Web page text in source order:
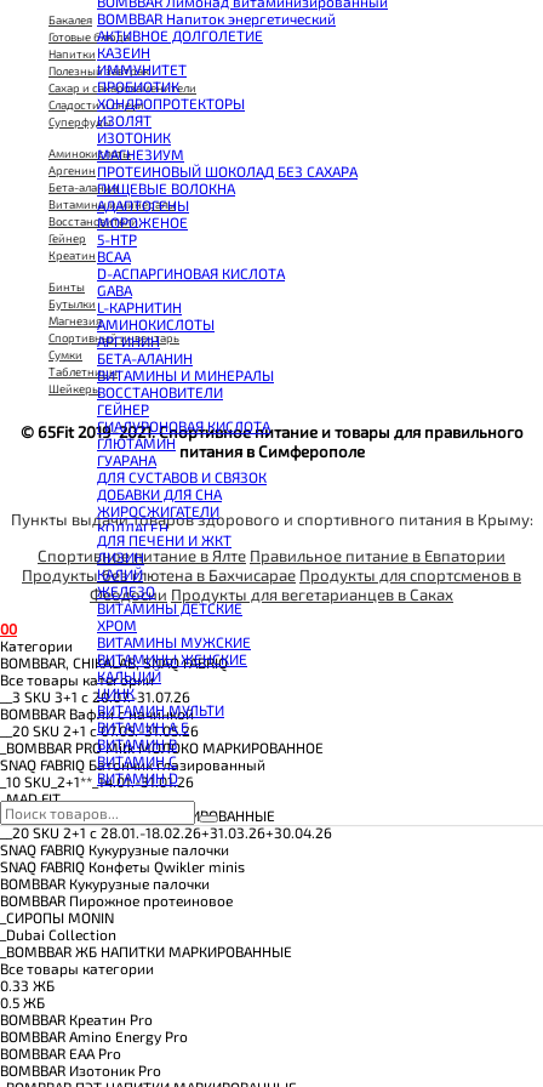
BOMBBAR Напиток энергетический
АКТИВНОЕ ДОЛГОЛЕТИЕ
КАЗЕИН
ИММУНИТЕТ
ПРОБИОТИК
ХОНДРОПРОТЕКТОРЫ
ИЗОЛЯТ
ИЗОТОНИК
МАГНЕЗИУМ
ПРОТЕИНОВЫЙ ШОКОЛАД БЕЗ САХАРА
ПИЩЕВЫЕ ВОЛОКНА
АДАПТОГЕНЫ
МОРОЖЕНОЕ
5-HTP
BCAA
D-АСПАРГИНОВАЯ КИСЛОТА
GABA
L-КАРНИТИН
АМИНОКИСЛОТЫ
АРГИНИН
БЕТА-АЛАНИН
ВИТАМИНЫ И МИНЕРАЛЫ
ВОССТАНОВИТЕЛИ
ГЕЙНЕР
ГИАЛУРОНОВАЯ КИСЛОТА
ГЛЮТАМИН
ГУАРАНА
ДЛЯ СУСТАВОВ И СВЯЗОК
ДОБАВКИ ДЛЯ СНА
ЖИРОСЖИГАТЕЛИ
КОЛЛАГЕН
КОЭНЗИМ Q10
КРЕАТИН
ПОЛЕЗНЫЕ ЖИРЫ
ПРОТЕИН
ПРОТЕИНОВОЕ ПЕЧЕНЬЕ
ПРОТЕИНОВЫЕ БАТОНЧИКИ
ПРОТЕИНОВЫЕ КАШИ
ТЕСТОБУСТЕРЫ
ЦИТРУЛЛИН МАЛАТ
ПРЕДТРЕНИРОВОЧНЫЕ КОМПЛЕКСЫ
ЭНЕРГЕТИКИ И ЖИРОСЖИГАТЕЛИ#
ДЛЯ ПЕЧЕНИ И ЖКТ
ЛИЗИН
КАЛИЙ
ЖЕЛЕЗО
ВИТАМИНЫ ДЕТСКИЕ
ХРОМ
ВИТАМИНЫ МУЖСКИЕ
ВИТАМИНЫ ЖЕНСКИЕ
КАЛЬЦИЙ
ЦИНК
ВИТАМИН МУЛЬТИ
ВИТАМИН A E
ВИТАМИН B
ВИТАМИН C
ВИТАМИН D
Бакалея
Готовые блюда
Напитки
Полезный завтрак
Сахар и сахарозаменители
Сладости и снеки
Суперфуды
Аминокислоты
Аргенин
Бета-аланин
Витамины и минералы
Восстановители
Гейнер
Креатин
Бинты
Бутылки
Магнезия
Спортивный инвентарь
Сумки
Таблетницы
Шейкеры
© 65Fit 2019-2021. Спортивное питание и товары для правильного
питания в Симферополе
Пункты выдачи товаров здорового и спортивного питания в Крыму:
Спортивное питание в Ялте Правильное питание в Евпатории
Продукты без глютена в Бахчисарае Продукты для спортсменов в
Феодосии Продукты для вегетарианцев в Саках
00
Категории
BOMBBAR, CHIKALAB, SNAQ FABRIQ
Все товары категории
__3 SKU 3+1 с 20.07.-31.07.26
BOMBBAR Вафли с начинкой
__20 SKU 2+1 с 07.05.-31.05.26
_BOMBBAR PRO Milk МОЛОКО МАРКИРОВАННОЕ
SNAQ FABRIQ Батончик глазированный
_10 SKU_2+1**_14.01.-31.01.26
_MAD FIT
_BOMBBAR КОКТЕЙЛИ МАРКИРОВАННЫЕ
__20 SKU 2+1 с 28.01.-18.02.26+31.03.26+30.04.26
SNAQ FABRIQ Кукурузные палочки
SNAQ FABRIQ Конфеты Qwikler minis
BOMBBAR Кукурузные палочки
BOMBBAR Пирожное протеиновое
_CИРОПЫ MONIN
_Dubai Collection
_BOMBBAR ЖБ НАПИТКИ МАРКИРОВАННЫЕ
Все товары категории
0.33 ЖБ
0.5 ЖБ
BOMBBAR Креатин Pro
BOMBBAR Amino Energy Pro
BOMBBAR EAA Pro
BOMBBAR Изотоник Pro